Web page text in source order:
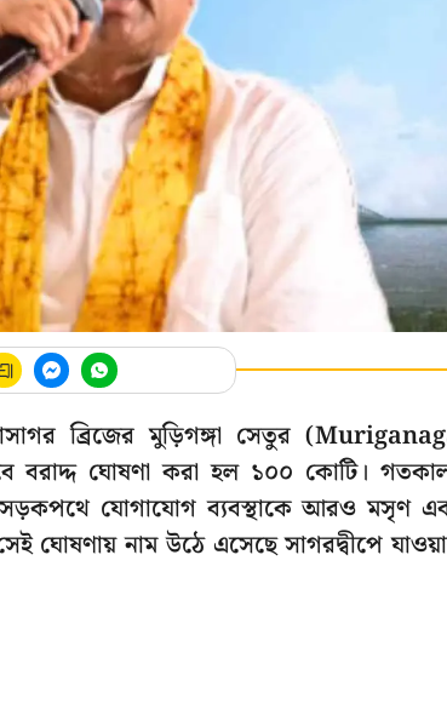
ব্রিজের মুড়িগঙ্গা সেতুর
বরাদ্দ ঘোষণা করা হল ১০০ কোটি।
সড়কপথে যোগাযোগ ব্যবস্থাকে আরও মসৃণ
ঘোষণায় নাম উঠে এসেছে সাগরদ্বীপে